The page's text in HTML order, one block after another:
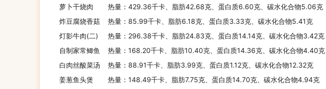
萝卜干烧肉
热量：429.36千卡、脂肪42.68克、蛋白质6.60克、碳水化合物5.06克
炸豆腐烧香菇
热量：85.99千卡、脂肪6.18克、蛋白质3.33克、碳水化合物5.41克
灯影牛肉(二)
热量：296.38千卡、脂肪24.83克、蛋白质14.14克、碳水化合物3.42克
自制家常鲫鱼
热量：168.20千卡、脂肪10.40克、蛋白质14.36克、碳水化合物4.40克
白肉丝酸菜汤
热量：88.91千卡、脂肪3.99克、蛋白质1.12克、碳水化合物12.32克
姜葱鱼头煲
热量：148.49千卡、脂肪7.75克、蛋白质14.70克、碳水化合物4.94克